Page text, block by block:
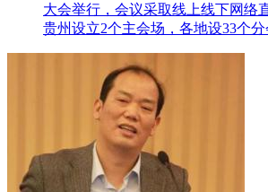
大会举行，会议采取线上线下网络
贵州设立2个主会场，各地设33个分